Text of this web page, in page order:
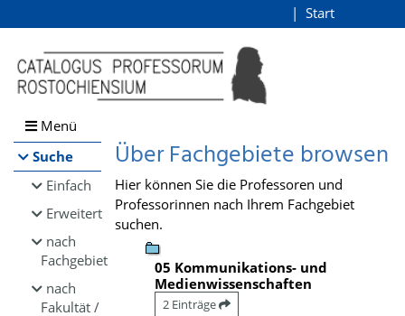
Browsen
direkt zum Inhalt
Start
Menü
Suche
Einfach
Erweitert
nach
Fachgebiet
nach
Fakultät /
Über Fachgebiete browsen
Hier können Sie die Professoren und
Professorinnen nach Ihrem Fachgebiet
suchen.
05 Kommunikations- und
Medienwissenschaften
2 Einträge